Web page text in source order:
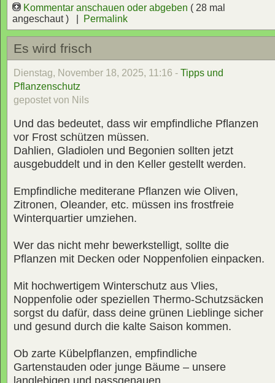
Kommentar anschauen oder abgeben ( 28 mal
angeschaut ) |
Permalink
Es wird frisch
Dienstag, November 18, 2025, 11:16 - Tipps und
Pflanzenschutz
gepostet von Nils
Und das bedeutet, dass wir empfindliche Pflanzen
vor Frost schützen müssen.
Dahlien, Gladiolen und Begonien sollten jetzt
ausgebuddelt und in den Keller gestellt werden.
Empfindliche mediterane Pflanzen wie Oliven,
Zitronen, Oleander, etc. müssen ins frostfreie
Winterquartier umziehen.
Wer das nicht mehr bewerkstelligt, sollte die
Pflanzen mit Decken oder Noppenfolien einpacken.
Mit hochwertigem Winterschutz aus Vlies,
Noppenfolie oder speziellen Thermo-Schutzsäcken
sorgst du dafür, dass deine grünen Lieblinge sicher
und gesund durch die kalte Saison kommen.
Ob zarte Kübelpflanzen, empfindliche
Gartenstauden oder junge Bäume – unsere
langlebigen und passgenauen